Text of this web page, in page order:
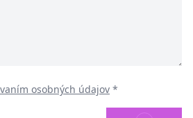
osobných údajov *